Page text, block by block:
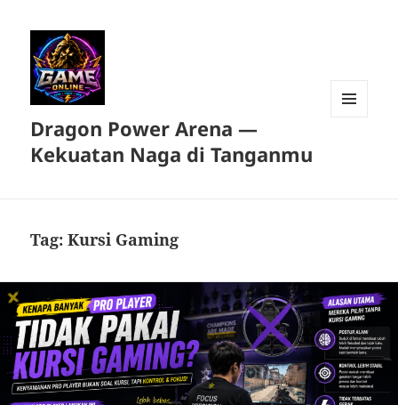
Dragon Power Arena —
Kekuatan Naga di Tanganmu
Tag:Kursi Gaming